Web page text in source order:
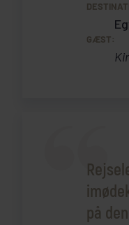
GÆST:
på